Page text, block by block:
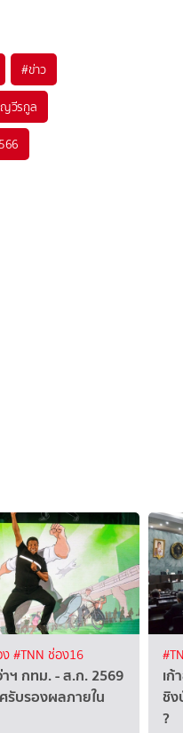
#ข่าว
วีรกูล
ง#TNN ช่อง16
ฯ กทม. - ส.ก. 2569
รับรองผลภายใน
เก้
ชิง
?